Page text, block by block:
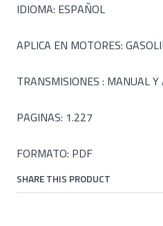
IDIOMA: ESPAÑOL
APLICA EN MOTORES:
TRANSMISIONES : MANUAL Y
PAGINAS: 1.227
FORMATO: PDF
SHARE THIS PRODUCT